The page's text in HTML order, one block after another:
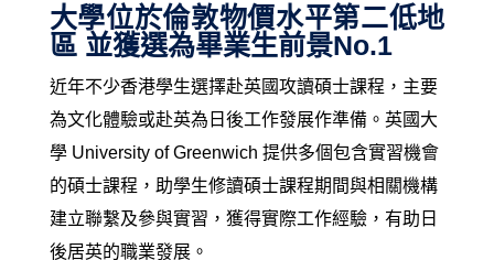
大學位於倫敦物價水平第二低地
區 並獲選為畢業生前景No.1
近年不少香港學生選擇赴英國攻讀碩士課程，主要
為文化體驗或赴英為日後工作發展作準備。英國大
學 University of Greenwich 提供多個包含實習機會
的碩士課程，助學生修讀碩士課程期間與相關機構
建立聯繫及參與實習，獲得實際工作經驗，有助日
後居英的職業發展。